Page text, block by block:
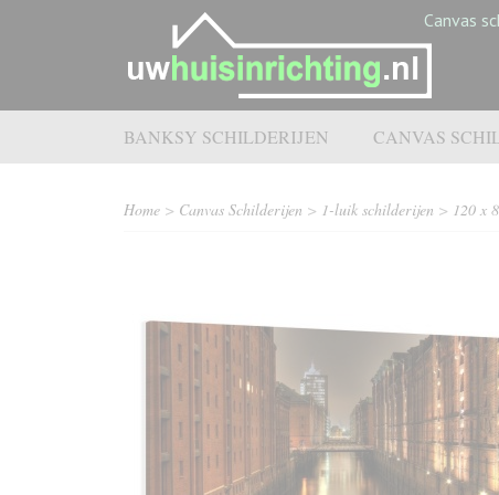
Canvas
BANKSY SCHILDERIJEN CANVAS
Home > Canvas Schilderijen > 1-luik schilderijen > 120 x